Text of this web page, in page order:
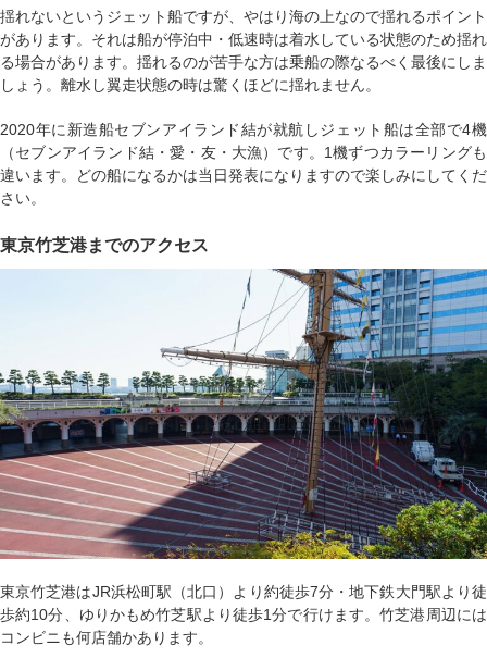
揺れないというジェット船ですが、やはり海の上なので揺れるポイント
があります。それは船が停泊中・低速時は着水している状態のため揺れ
る場合があります。揺れるのが苦手な方は乗船の際なるべく最後にしま
しょう。離水し翼走状態の時は驚くほどに揺れません。
2020年に新造船セブンアイランド結が就航しジェット船は全部で4機
（セブンアイランド結・愛・友・大漁）です。1機ずつカラーリングも
違います。どの船になるかは当日発表になりますので楽しみにしてくだ
さい。
東京竹芝港までのアクセス
東京竹芝港はJR浜松町駅（北口）より約徒歩7分・地下鉄大門駅より徒
歩約10分、ゆりかもめ竹芝駅より徒歩1分で行けます。竹芝港周辺には
コンビニも何店舗かあります。